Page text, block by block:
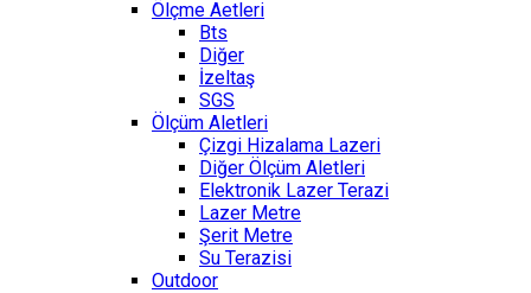
Ölçme Aetleri
Bts
Diğer
İzeltaş
SGS
Ölçüm Aletleri
Çizgi Hizalama Lazeri
Diğer Ölçüm Aletleri
Elektronik Lazer Terazi
Lazer Metre
Şerit Metre
Su Terazisi
Outdoor